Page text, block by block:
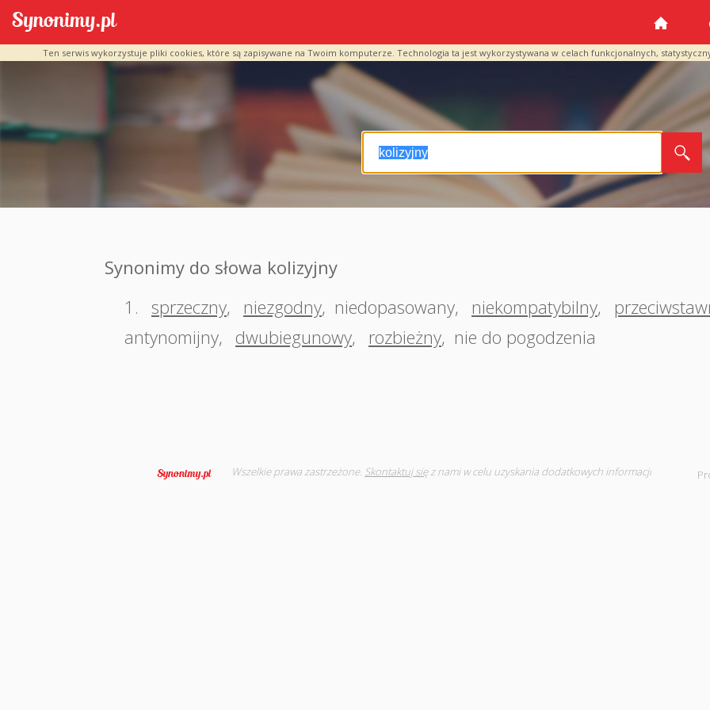
Ten serwis wykorzystuje pliki cookies, które są zapisywane na Twoim komputerze. Technologia ta jest wykorzystywana w celach funkcjonalnych,
Synonimy do słowa kolizyjny
1.
sprzeczny, niezgodny, niedopasowany, niekompatybilny,
antynomijny, dwubiegunowy, rozbieżny, nie do pogodzenia
Wszelkie prawa zastrzeżone. Skontaktuj sięz nami w celu uzyskania dodatkowych informacji